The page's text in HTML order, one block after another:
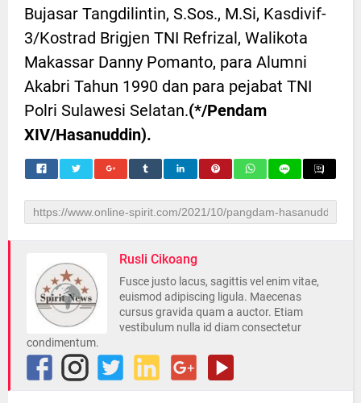
Bujasar Tangdilintin, S.Sos., M.Si, Kasdivif-
3/Kostrad Brigjen TNI Refrizal, Walikota
Makassar Danny Pomanto, para Alumni
Akabri Tahun 1990 dan para pejabat TNI
Polri Sulawesi Selatan.(*/Pendam
XIV/Hasanuddin).
Rusli Cikoang
Fusce justo lacus, sagittis vel enim vitae,
euismod adipiscing ligula. Maecenas
cursus gravida quam a auctor. Etiam
vestibulum nulla id diam consectetur
condimentum.